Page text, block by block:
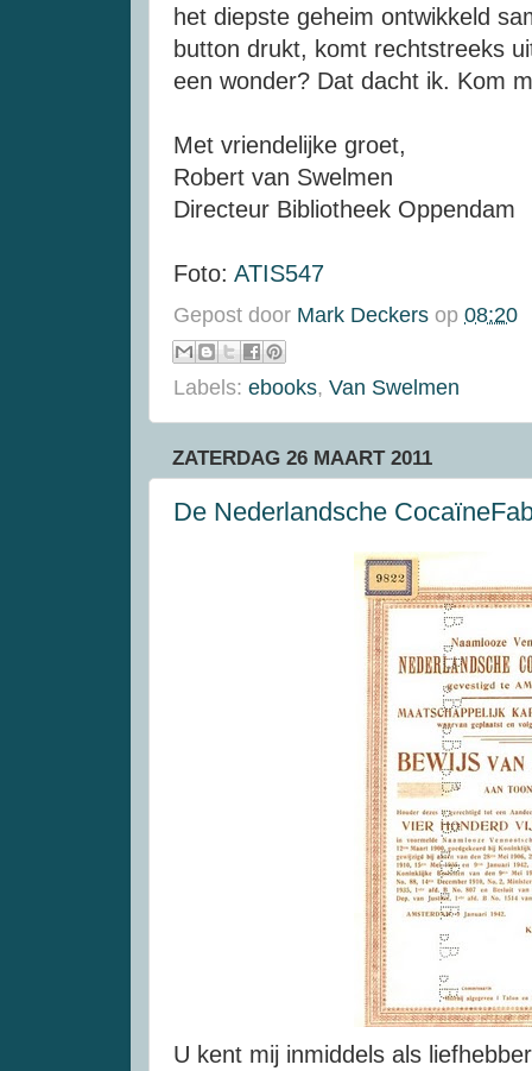
het diepste geheim ontwikkeld
button drukt, komt rechtstreeks
een wonder? Dat dacht ik. Kom
Met vriendelijke groet,
Robert van Swelmen
Directeur Bibliotheek Oppendam
Foto: ATIS547
Gepost door Mark Deckers op 08:20
Labels: ebooks, Van Swelmen
ZATERDAG 26 MAART 2011
De Nederlandsche
U kent mij inmiddels als